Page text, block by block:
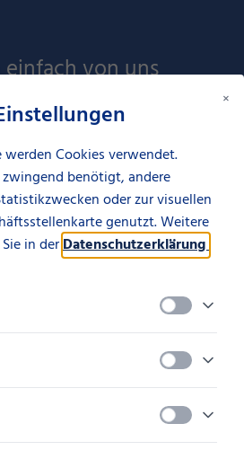
×
Cookies verwendet.
benötigt, andere
oder zur visuellen
genutzt. Weitere
in derDatenschutzerklärung
einfach von uns